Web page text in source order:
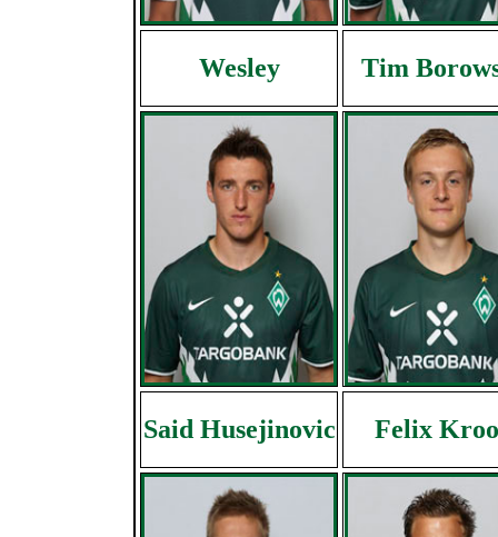
Wesley Tim
Said Husejinovic Felix